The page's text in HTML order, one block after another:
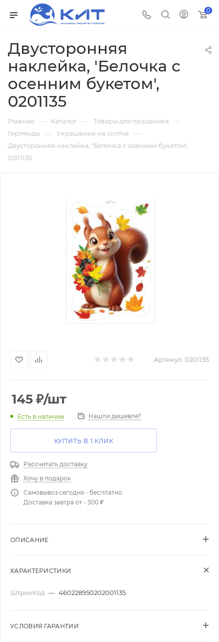
0
Двусторонняя
наклейка, 'Белочка с
осенним букетом',
0201135
Главная — Каталог — Товары для праздника —
Гирлянды — Украшения на скотче —
Двусторонняя наклейка, 'Белочка с осенним букетом',
0201135
Артикул: 0201135
145 ₽/шт
Есть в наличии Нашли дешевле?
КУПИТЬ В 1 КЛИК
Рассчитать доставку
Хочу в подарок
Самовывоз сегодня - бесплатно
Доставка завтра от - 300 ₽
ОПИСАНИЕ
ХАРАКТЕРИСТИКИ
ШтрихКод — 460228950202001135
УСЛОВИЯ ГАРАНТИИ